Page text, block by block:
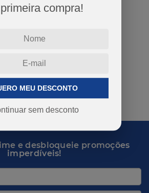
compra!
MEU DESCONTO
sem desconto
1 próximo
e desbloqueie promoções
imperdíveis!